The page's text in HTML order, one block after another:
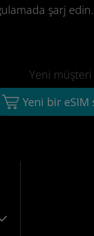
şarj edin.
Yeni müşteri
Yeni bir eSIM